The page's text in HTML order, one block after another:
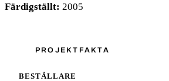
Färdigställt: 2005
PROJEKTFAKTA
BESTÄLLARE